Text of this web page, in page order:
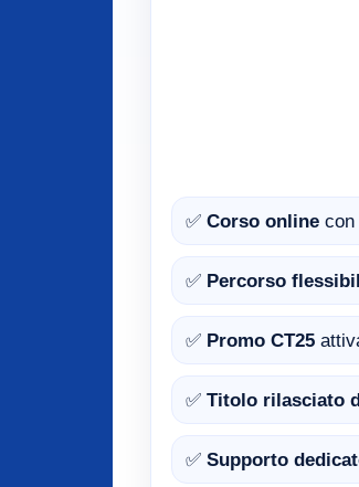
✅ Corso online con
✅ Percorso
✅ Promo CT25
✅ Titolo rilasciato
✅ Supporto